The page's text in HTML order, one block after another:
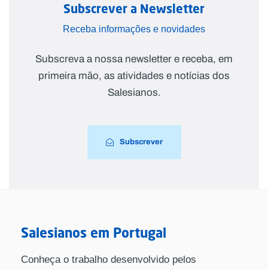
Subscrever a Newsletter
Receba informações e novidades
Subscreva a nossa newsletter e receba, em
primeira mão, as atividades e notícias dos
Salesianos.
Subscrever
Salesianos em Portugal
Conheça o trabalho desenvolvido pelos